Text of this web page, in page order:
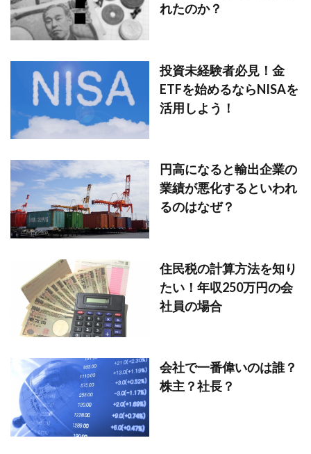
れたのか？
投資未経験者必見！金
ETFを始めるならNISAを
活用しよう！
円高になると輸出企業の
業績が悪化するといわれ
るのはなぜ？
住民税の計算方法を知り
たい！年収250万円の会
社員の場合
会社で一番偉いのは誰？
株主？社長？